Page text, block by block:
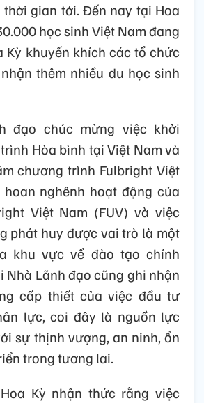
gian tới. Đến nay tại Hoa
học sinh Việt Nam đang
Kỳ khuyến khích các tổ chức
thêm nhiều du học sinh
đạo chúc mừng việc khởi
Hòa bình tại Việt Nam và
chương trình Fulbright Việt
hoan nghênh hoạt động của
Việt Nam (FUV) và việc
phát huy được vai trò là một
khu vực về đào tạo chính
Nhà Lãnh đạo cũng ghi nhận
cấp thiết của việc đầu tư
lực, coi đây là nguồn lực
sự thịnh vượng, an ninh, ổn
trong tương lai.
Kỳ nhận thức rằng việc